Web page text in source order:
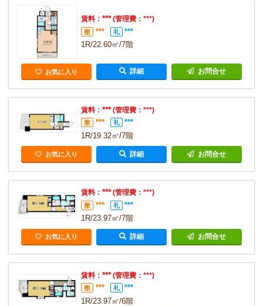
賃料： ***(管理費：***)
敷 *** 礼
***
1R/22.60㎡/7階
お気に入り 詳細 お問合せ
賃料： ***(管理費：***)
敷 *** 礼
***
1R/19.32㎡/7階
お気に入り 詳細 お問合せ
賃料： ***(管理費：***)
敷 *** 礼
***
1R/23.97㎡/7階
お気に入り 詳細 お問合せ
賃料： ***(管理費：***)
敷 *** 礼
***
1R/23.97㎡/6階